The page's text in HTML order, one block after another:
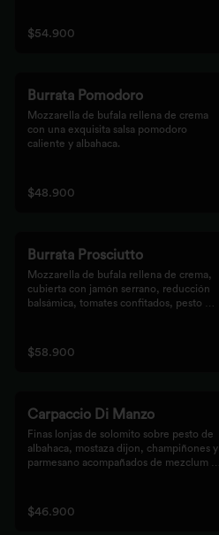
$54.900
Burrata Pomodoro
Mozzarella de bufala rellena de crema
con una exquisita salsa pomodoro
caliente y albahaca.
$48.900
Burrata Prosciutto
Mozzarella de bufala rellena de crema,
cubierta con jamón serrano, reducción
balsámica, tomates confitados, pesto
$58.900
Carpaccio Di Manzo
Finas lonjas de solomito sobre pesto de
albahaca, mostaza dijon, champiñones y
parmesano acompañados de mezclum de
$46.900